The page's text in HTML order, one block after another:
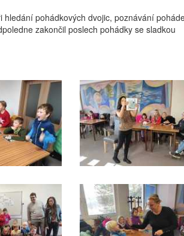
pohádkových dvojic, poznávání
zakončil poslech pohádky se sladkou